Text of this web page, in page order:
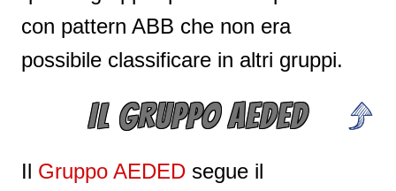
con pattern ABB che non era
possibile classificare in altri gruppi.
IL GRUPPO AEDED
Il Gruppo AEDED segue il